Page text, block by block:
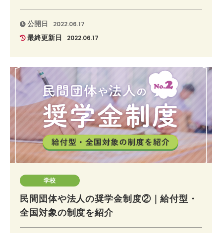
公開日 2022.06.17
最終更新日 2022.06.17
学校
民間団体や法人の奨学金制度②｜給付型・
全国対象の制度を紹介